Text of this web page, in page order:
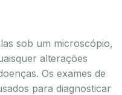
sob um microscópio,
alterações
Os exames de
para diagnosticar